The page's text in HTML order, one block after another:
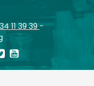
11 39 39-